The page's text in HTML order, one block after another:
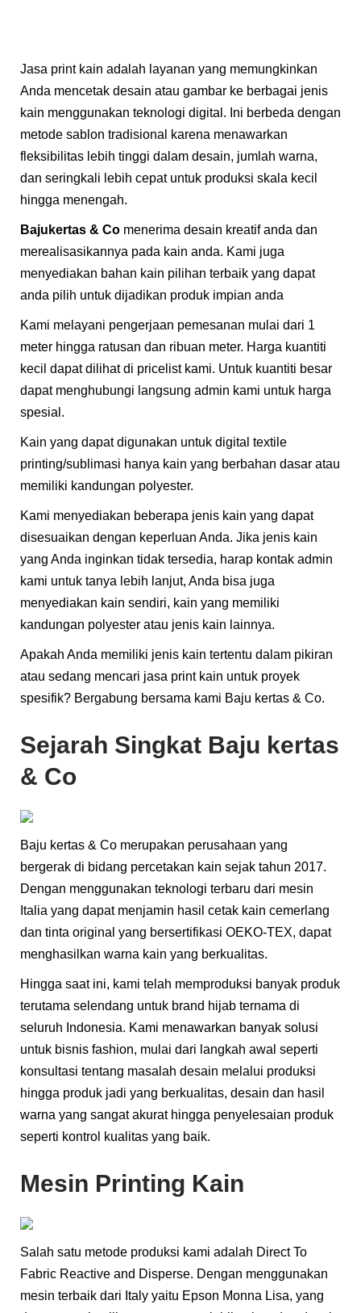
Jasa print kain adalah layanan yang memungkinkan
Anda mencetak desain atau gambar ke berbagai jenis
kain menggunakan teknologi digital. Ini berbeda dengan
metode sablon tradisional karena menawarkan
fleksibilitas lebih tinggi dalam desain, jumlah warna,
dan seringkali lebih cepat untuk produksi skala kecil
hingga menengah.
Bajukertas & Co menerima desain kreatif anda dan
merealisasikannya pada kain anda. Kami juga
menyediakan bahan kain pilihan terbaik yang dapat
anda pilih untuk dijadikan produk impian anda
Kami melayani pengerjaan pemesanan mulai dari 1
meter hingga ratusan dan ribuan meter. Harga kuantiti
kecil dapat dilihat di pricelist kami. Untuk kuantiti besar
dapat menghubungi langsung admin kami untuk harga
spesial.
Kain yang dapat digunakan untuk digital textile
printing/sublimasi hanya kain yang berbahan dasar atau
memiliki kandungan polyester.
Kami menyediakan beberapa jenis kain yang dapat
disesuaikan dengan keperluan Anda. Jika jenis kain
yang Anda inginkan tidak tersedia, harap kontak admin
kami untuk tanya lebih lanjut, Anda bisa juga
menyediakan kain sendiri, kain yang memiliki
kandungan polyester atau jenis kain lainnya.​
Apakah Anda memiliki jenis kain tertentu dalam pikiran
atau sedang mencari jasa print kain untuk proyek
spesifik? Bergabung bersama kami Baju kertas & Co.
Sejarah Singkat Baju kertas
& Co
Baju kertas & Co merupakan perusahaan yang
bergerak di bidang percetakan kain sejak tahun 2017.
Dengan menggunakan teknologi terbaru dari mesin
Italia yang dapat menjamin hasil cetak kain cemerlang
dan tinta original yang bersertifikasi OEKO-TEX, dapat
menghasilkan warna kain yang berkualitas.
Hingga saat ini, kami telah memproduksi banyak produk
terutama selendang untuk brand hijab ternama di
seluruh Indonesia. Kami menawarkan banyak solusi
untuk bisnis fashion, mulai dari langkah awal seperti
konsultasi tentang masalah desain melalui produksi
hingga produk jadi yang berkualitas, desain dan hasil
warna yang sangat akurat hingga penyelesaian produk
seperti kontrol kualitas yang baik.
Mesin Printing Kain
Salah satu metode produksi kami adalah Direct To
Fabric Reactive and Disperse. Dengan menggunakan
mesin terbaik dari Italy yaitu Epson Monna Lisa, yang